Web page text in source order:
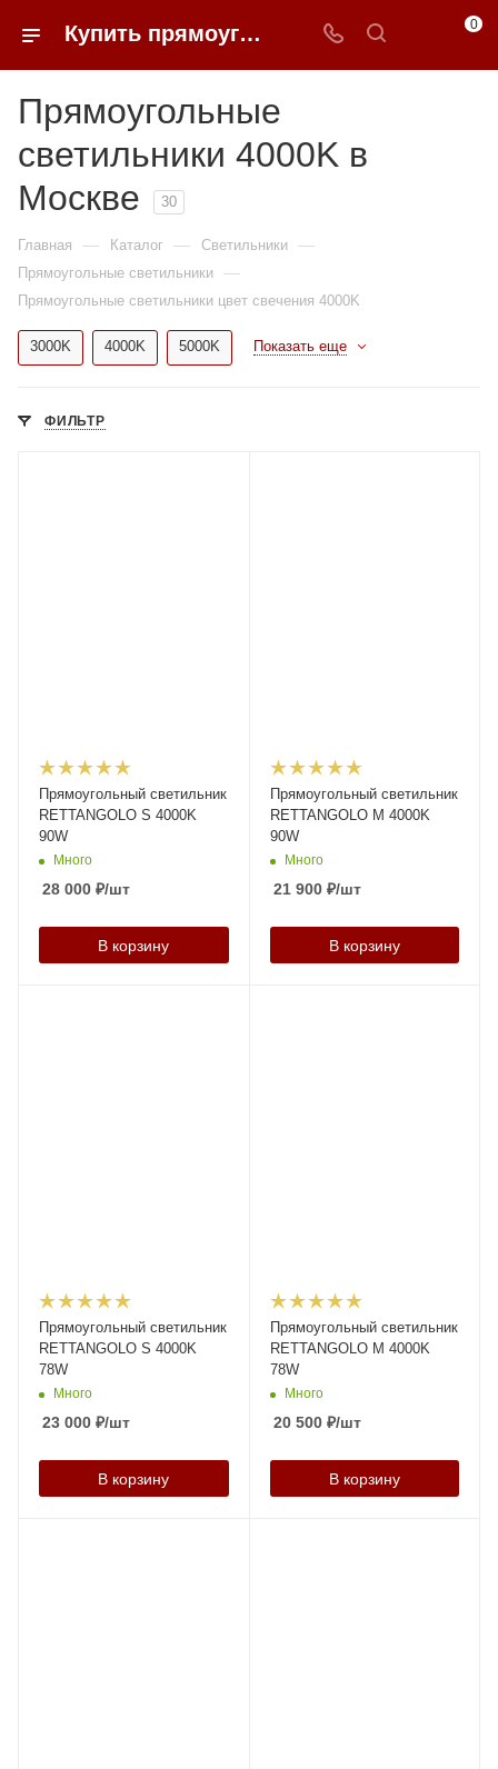
Купить прямоугольные светильники 4000K недорого в Москве | 0FFER 0
Прямоугольные
светильники 4000K в
Москве
30
Главная — Каталог — Светильники —
Прямоугольные светильники —
Прямоугольные светильники цвет свечения 4000K
3000K 4000K 5000K Показать еще
ФИЛЬТР
Прямоугольный светильник
RETTANGOLO S 4000K
90W
Много
28 000 ₽/шт
В корзину
Прямоугольный светильник
RETTANGOLO M 4000K
90W
Много
21 900₽/шт
В корзину
Прямоугольный светильник
RETTANGOLO S 4000K
78W
Много
23 000 ₽/шт
В корзину
Прямоугольный светильник
RETTANGOLO M 4000K
78W
Много
20 500₽/шт
В корзину